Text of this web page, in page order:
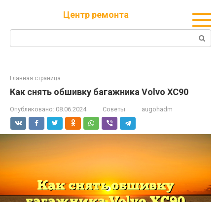
Центр ремонта
Поиск:
Главная страница
Как снять обшивку багажника Volvo XC90
Опубликовано: 08.06.2024 Советы augohadm